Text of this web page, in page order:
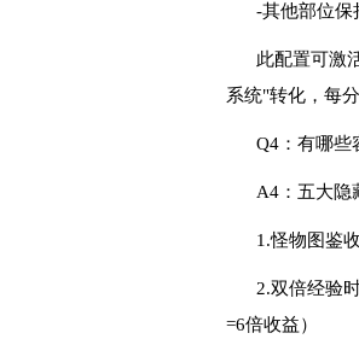
-其他部位保
此配置可激
系统"转化，每
Q4：有哪些
A4：五大隐
1.怪物图鉴
2.双倍经验
=6倍收益）